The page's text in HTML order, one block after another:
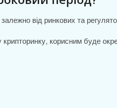
від ринкових та
крипторинку, корисним буде